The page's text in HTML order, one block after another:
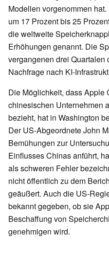
Modellen vorgenommen
um 17 Prozent bis 25
die weltweite
Erhöhungen genannt. Die
vergangenen drei Quartalen
Nachfrage nach KI-
Die Möglichkeit, dass Apple
chinesischen Unternehmen
bezieht, hat in Washington
Der US-Abgeordnete John
Bemühungen zur
Einflusses Chinas anführt,
als schweren Fehler
nicht öffentlich zu dem
geäußert. Auch die US-
bekannt gegeben, ob sie
Beschaffung von
genehmigen wird.